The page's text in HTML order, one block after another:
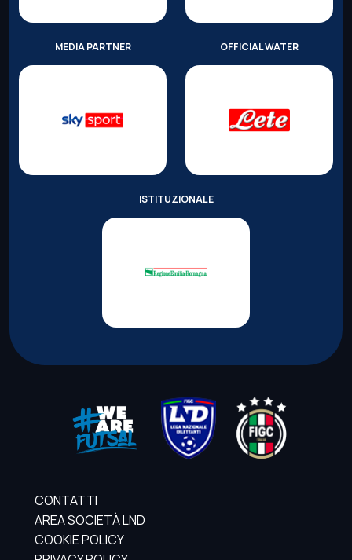
MEDIA PARTNER OFFICIAL WATER
ISTITUZIONALE
CONTATTI
AREA SOCIETÀ LND
COOKIE POLICY